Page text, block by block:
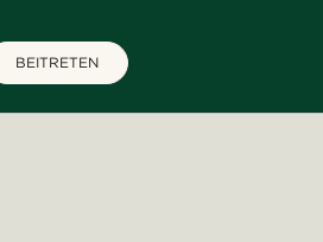
BEITRETEN